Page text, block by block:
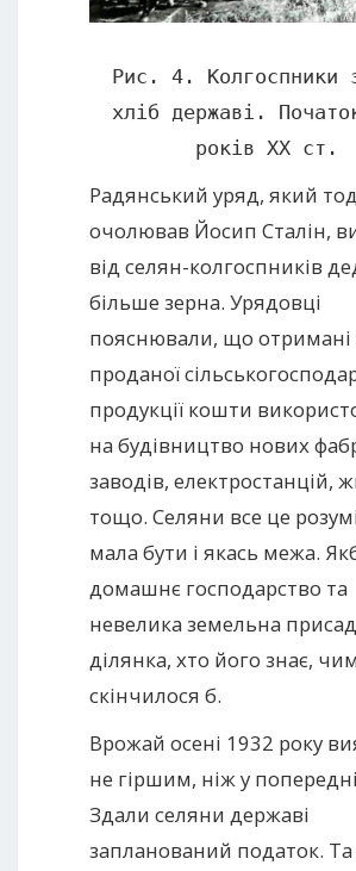
Рис. 4. Колгоспники
хліб державі.
років ХХ ст.
Радянський уряд, який
очолював Йосип Сталін,
від селян-колгоспників
більше зерна. Урядовці
пояснювали, що отримані
проданої
продукції кошти
на будівництво нових
заводів, електростанцій,
тощо. Селяни все це
мала бути і якась межа.
домашнє господарство та
невелика земельна
ділянка, хто його знає,
скінчилося б.
Врожай осені 1932 року
не гіршим, ніж у
Здали селяни державі
запланований податок. Та